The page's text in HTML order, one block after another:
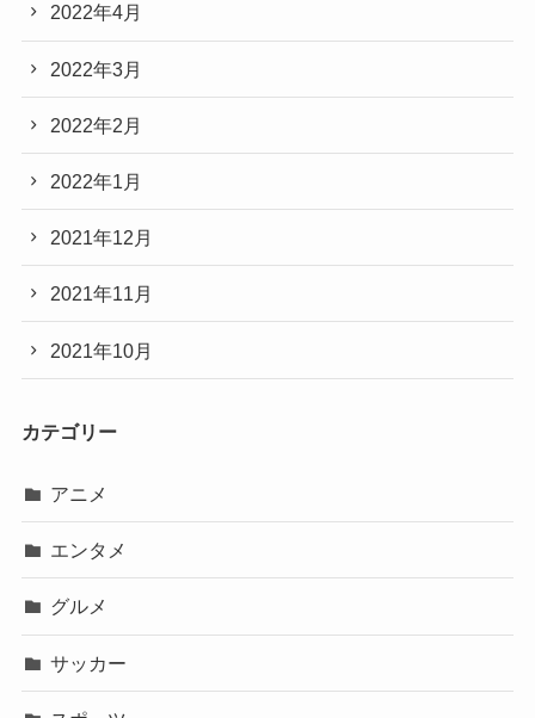
2022年4月
2022年3月
2022年2月
2022年1月
2021年12月
2021年11月
2021年10月
カテゴリー
アニメ
エンタメ
グルメ
サッカー